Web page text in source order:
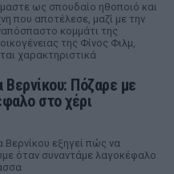
ως σπουδαίο ηθοποιό και
που αποτέλεσε, μαζί με την
κομμάτι της
της Φίνος Φιλμ,
χαρακτηριστικά
Βερνίκου: Πόζαρε με
στο χέρι
Βερνίκου εξηγεί πώς να
όταν συναντάμε λαγοκέφαλο